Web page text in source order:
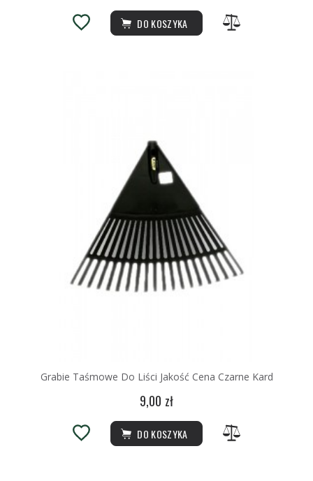
DO KOSZYKA
Grabie Taśmowe Do Liści Jakość Cena Czarne Kard
9,00 zł
DO KOSZYKA